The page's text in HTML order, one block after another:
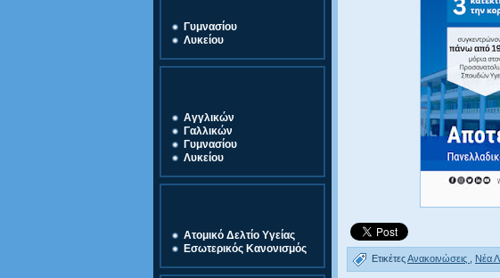
Γυμνασίου
Λυκείου
Αγγλικών
Γαλλικών
Γυμνασίου
Λυκείου
Ατομικό Δελτίο Υγείας
Εσωτερικός Κανονισμός
ΕτικέτεςΑνακοινώσεις Νέα